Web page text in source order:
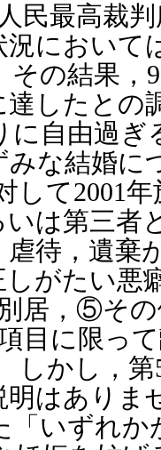
民最高裁
況において
その結果，
達したとの
に自由過
みな結婚に
して2001
は第三者
虐待，遺
しがたい悪
居，⑤そ
目に限っ
しかし，
はありま
「いずれか